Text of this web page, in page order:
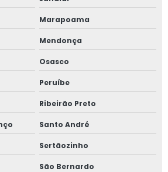
de imóvel
Marapoama
Mendonça
Osasco
Peruíbe
Ribeirão Preto
Santo André
Sertãozinho
São Bernardo